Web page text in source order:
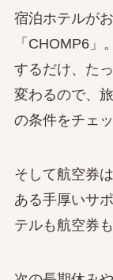
宿泊ホテルが
「CHOMP6
するだけ、た
変わるので、
の条件をチェ
そして航空券
ある手厚いサ
テルも航空券